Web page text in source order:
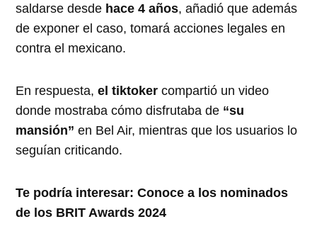
saldarse desde hace 4 años, añadió que además
de exponer el caso, tomará acciones legales en
contra el mexicano.
En respuesta,el tiktoker compartió un video
donde mostraba cómo disfrutaba de “su
mansión” en Bel Air, mientras que los usuarios lo
seguían criticando.
Te podría interesar: Conoce a los nominados
de los BRIT Awards 2024